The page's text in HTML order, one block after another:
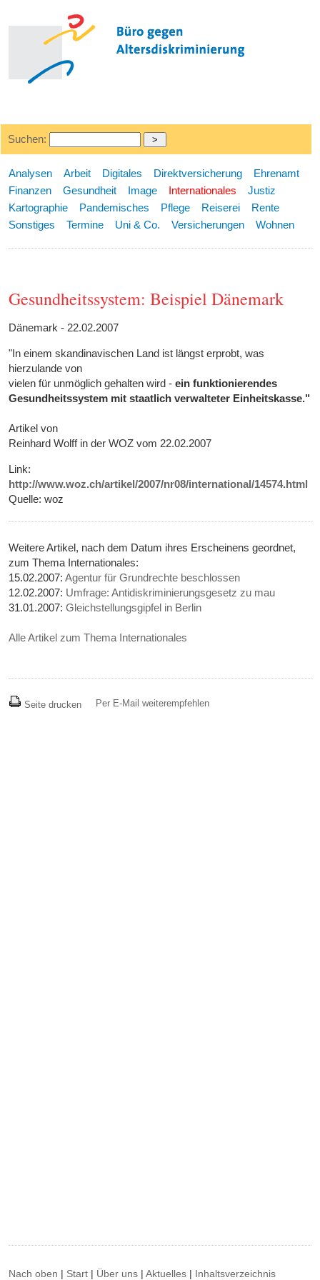
Suchen:
Analysen Arbeit Digitales Direktversicherung
Ehrenamt
Finanzen
Gesundheit Image Internationales
Justiz
Kartographie
Pandemisches Pflege Reiserei
Rente
Sonstiges
Termine Uni & Co. Versicherungen Wohnen
Gesundheitssystem: Beispiel Dänemark
Dänemark - 22.02.2007
"In einem skandinavischen Land ist längst erprobt, was
hierzulande von
vielen für unmöglich gehalten wird -ein funktionierendes
Gesundheitssystem mit staatlich verwalteter Einheitskasse."
Artikel von
Reinhard Wolff in der WOZ vom 22.02.2007
Link:
http://www.woz.ch/artikel/2007/nr08/international/14574.html
Quelle: woz
Weitere Artikel, nach dem Datum ihres Erscheinens geordnet,
zum Thema Internationales:
15.02.2007:Agentur für Grundrechte beschlossen
12.02.2007: Umfrage: Antidiskriminierungsgesetz zu mau
31.01.2007:Gleichstellungsgipfel in Berlin
Alle Artikel zum Thema Internationales
Seite drucken Per E-Mail weiterempfehlen
Nach oben | Start | Über uns |Aktuelles | Inhaltsverzeichnis